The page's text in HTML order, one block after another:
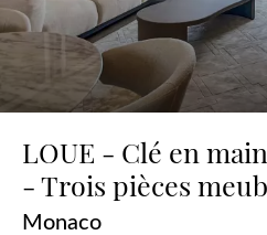
LOUE - Clé en
- Trois pièces
Monaco